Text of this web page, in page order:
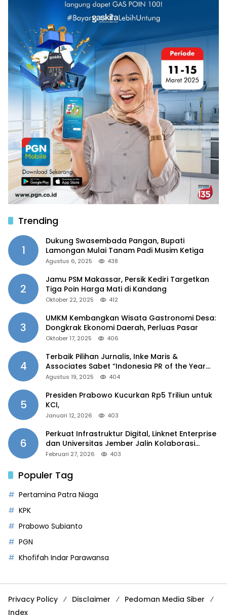
Trending
1
Dukung Swasembada Pangan, Bupati
Lamongan Mulai Tanam Padi Musim Ketiga
Agustus 6, 2025 438
2
Jamu PSM Makassar, Persik Kediri Targetkan
Tiga Poin Harga Mati di Kandang
Oktober 22, 2025 412
3
UMKM Kembangkan Wisata Gastronomi Desa:
Dongkrak Ekonomi Daerah, Perluas Pasar
Oktober 17, 2025 406
4
Terbaik Pilihan Jurnalis, Inke Maris &
Associates Sabet “Indonesia PR of the Year
2025”
Agustus 19, 2025 404
5
Presiden Prabowo Kucurkan Rp5 Triliun untuk
KCI,
Januari 12, 2026 403
6
Perkuat Infrastruktur Digital, Linknet Enterprise
dan Universitas Jember Jalin Kolaborasi
Smart Campus Berbasis AI
Februari 27, 2026 403
Populer Tag
Pertamina Patra Niaga
KPK
Prabowo Subianto
PGN
Khofifah Indar Parawansa
Privacy Policy Disclaimer
Pedoman Media Siber
Index